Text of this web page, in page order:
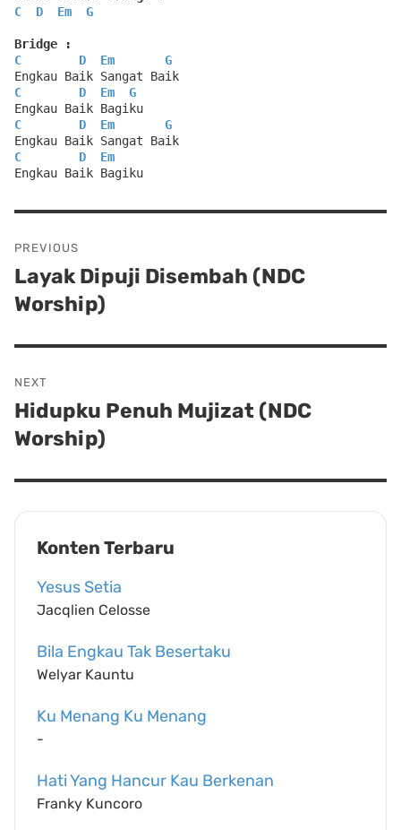
C
D Em G
Bridge :
C
D Em
G
Engkau Baik Sangat Baik
C
D Em
G
Engkau Baik Bagiku
C
D Em
G
Engkau Baik Sangat Baik
C
D
Em
Engkau Baik Bagiku
navigation
PREVIOUS
Previous
post:
Layak Dipuji Disembah (NDC
Worship)
NEXT
Next
post:
Hidupku Penuh Mujizat (NDC
Worship)
Konten Terbaru
Yesus Setia
Jacqlien Celosse
Bila Engkau Tak Besertaku
Welyar Kauntu
Ku Menang Ku Menang
-
Hati Yang Hancur Kau Berkenan
Franky Kuncoro